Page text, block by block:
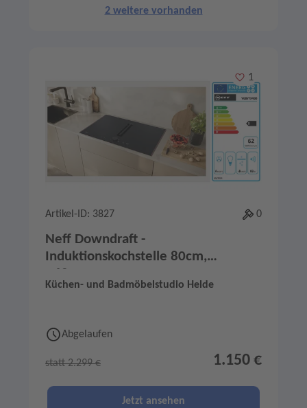
2 weitere vorhanden
Merken
1
Artikel-ID: 3827 0
Neff Downdraft -
Induktionskochstelle 80cm,
Küchen- und Badmöbelstudio Helde
Abgelaufen
statt 2.299 € 1.150 €
Jetzt ansehen